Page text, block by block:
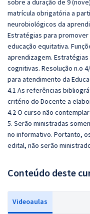
sobre a duração de 9
matrícula obrigatória a
neurobiológicos da
Estratégias para promover
educação equitativa.
aprendizagem.
cognitivas. Resolução n.o
para atendimento da
4.1 As referências
critério do Docente a
4.2 O curso não
5. Serão ministradas
no informativo. Portanto,
edital, não serão
Conteúdo deste
Videoaulas